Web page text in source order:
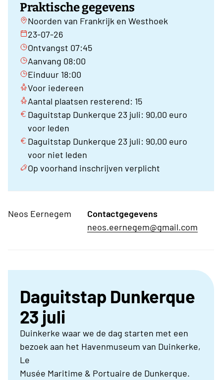
Praktische gegevens
Noorden van Frankrijk en Westhoek
23-07-26
Ontvangst 07:45
Aanvang 08:00
Einduur 18:00
Voor iedereen
Aantal plaatsen resterend: 15
Daguitstap Dunkerque 23 juli: 90,00 euro
voor leden
Daguitstap Dunkerque 23 juli: 90,00 euro
voor niet leden
Op voorhand inschrijven verplicht
Neos Eernegem
Contactgegevens
neos.eernegem@gmail.com
Daguitstap Dunkerque
23 juli
Duinkerke waar we de dag starten met een
bezoek aan het Havenmuseum van Duinkerke,
Le
Musée Maritime & Portuaire de Dunkerque.